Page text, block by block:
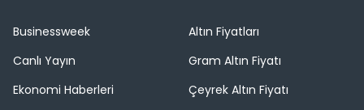
Businessweek
Canlı Yayın
Ekonomi Haberleri
Altın Fiyatları
Gram Altın Fiyatı
Çeyrek Altın Fiyatı